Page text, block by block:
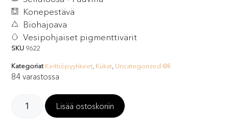
Konepestävä
Biohajoava
Vesipohjaiset pigmenttivärit
SKU 9622
Kategoriat Keittiöpyyhkeet Kukat Uncategorized @fi
84 varastossa
Lisää ostoskoriin